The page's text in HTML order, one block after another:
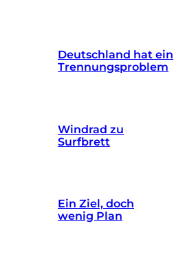
Deutschland hat ein
Trennungsproblem
Windrad zu
Surfbrett
Ein Ziel, doch
wenig Plan